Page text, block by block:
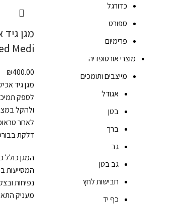
כדורגל
ספורט
פרימיום
מוצרי אורטופדיה
מייצבים ותומכים
אגודל
בטן
ברך
גב
גב בטן
חבישות לחץ
כף יד
מגן גיד
Medi
₪400.00
מגן גיד
לספק
ולהקל
לאחר
דלקת
המגן כולל
המסייעות
נפיחות
מעניק